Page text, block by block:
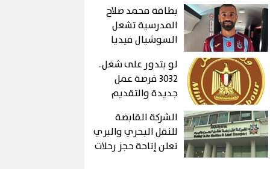
حاجة»
بطاقة محمد صلاح
المدرسية تشعل
السوشيال ميديا
لو بتدور على شغل..
3032 فرصة عمل
جديدة والتقديم
الشركة القابضة
للنقل البحري والبري
تعلن إتاحة حجز رحلات